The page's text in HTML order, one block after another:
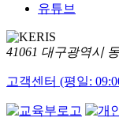
유튜브
41061 대구광역시
고객센터 (평일: